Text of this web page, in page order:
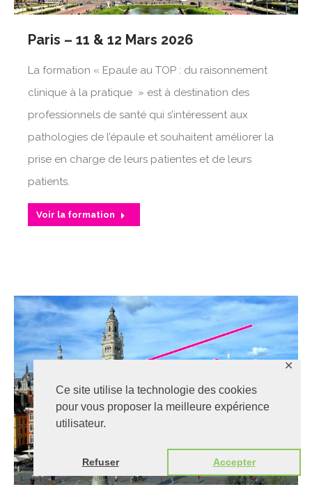
Ce site utilise la technologie des cookies
pour vous proposer la meilleure expérience
utilisateur.
Refuser Accepter
✕
Paris – 11 & 12 Mars 2026
La formation « Epaule au TOP : du raisonnement
clinique à la pratique » est à destination des
professionnels de santé qui s’intéressent aux
pathologies de l’épaule et souhaitent améliorer la
prise en charge de leurs patientes et de leurs
patients.
Voir la formation